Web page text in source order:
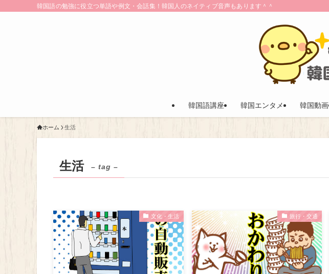
韓国語の勉強に役立つ単語や例文・会話集！韓国人のネイティブ音声もあります＾＾
韓国語講座 韓国エンタメ 韓国動画
ホーム 生活
生活 – tag –
文化・生活 旅行・交通